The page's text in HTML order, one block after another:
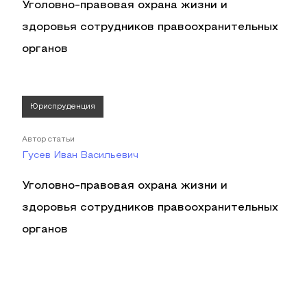
Уголовно-правовая охрана жизни и
здоровья сотрудников правоохранительных
органов
Юриспруденция
Автор статьи
Гусев Иван Васильевич
Уголовно-правовая охрана жизни и
здоровья сотрудников правоохранительных
органов